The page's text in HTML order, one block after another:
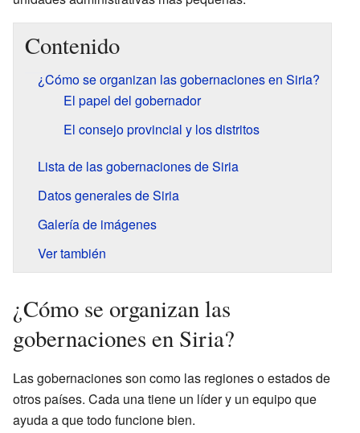
Contenido
¿Cómo se organizan las gobernaciones en Siria?
El papel del gobernador
El consejo provincial y los distritos
Lista de las gobernaciones de Siria
Datos generales de Siria
Galería de imágenes
Ver también
¿Cómo se organizan las
gobernaciones en Siria?
Las gobernaciones son como las regiones o estados de
otros países. Cada una tiene un líder y un equipo que
ayuda a que todo funcione bien.